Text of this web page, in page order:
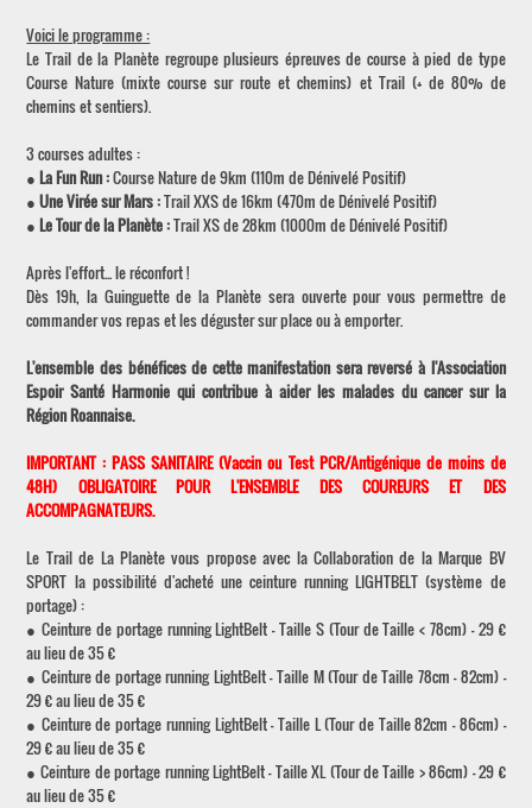
Voici le programme :
Le Trail de la Planète regroupe plusieurs épreuves de course à pied de type
Course Nature (mixte course sur route et chemins) et Trail (+ de 80% de
chemins et sentiers).
3 courses adultes :
●La Fun Run :Course Nature de 9km (110m de Dénivelé Positif)
●Une Virée sur Mars :Trail XXS de 16km (470m de Dénivelé Positif)
●Le Tour de la Planète :Trail XS de 28km (1000m de Dénivelé Positif)
Après l'effort... le réconfort !
Dès 19h, la Guinguette de la Planète sera ouverte pour vous permettre de
commander vos repas et les déguster sur place ou à emporter.
L'ensemble des bénéfices de cette manifestation sera reversé à l'Association
Espoir Santé Harmonie qui contribue à aider les malades du cancer sur la
Région Roannaise.
IMPORTANT : PASS SANITAIRE (Vaccin ou Test PCR/Antigénique de moins de
48H) OBLIGATOIRE POUR L'ENSEMBLE DES COUREURS ET DES
ACCOMPAGNATEURS.
Le Trail de La Planète vous propose avec la Collaboration de la Marque BV
SPORT la possibilité d'acheté une ceinture running LIGHTBELT (système de
portage) :
● Ceinture de portage running LightBelt - Taille S (Tour de Taille < 78cm) - 29 €
au lieu de 35 €
● Ceinture de portage running LightBelt - Taille M (Tour de Taille 78cm - 82cm) -
29 € au lieu de 35 €
● Ceinture de portage running LightBelt - Taille L (Tour de Taille 82cm - 86cm) -
29 € au lieu de 35 €
● Ceinture de portage running LightBelt - Taille XL (Tour de Taille > 86cm) - 29 €
au lieu de 35 €